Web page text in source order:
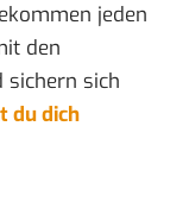
jeden
den
sichern sich
du dich